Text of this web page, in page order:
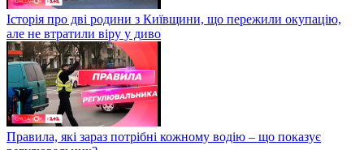
Історія про дві родини з Київщини, що пережили окупацію,
але не втратили віру у диво
Правила, які зараз потрібні кожному водію – що показує